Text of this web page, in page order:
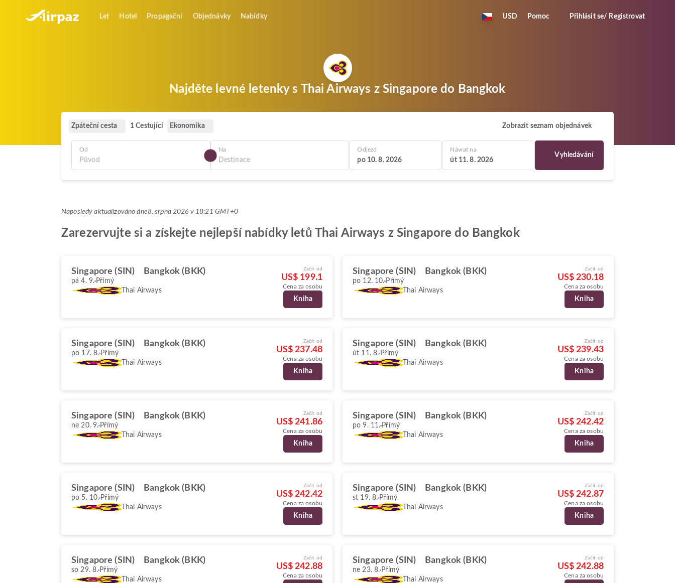
Let Hotel Propagační Objednávky Nabídky USD Pomoc Přihlásit se/ Registrovat
Najděte levné letenky s Thai Airways z Singapore do Bangkok
Zpáteční cesta 1 Cestující Ekonomika Zobrazit seznam objednávek
Od Na Odjezd
po 10. 8. 2026
Návrat na
út 11. 8. 2026
Vyhledávání
Naposledy aktualizováno dne8. srpna 2026 v 18:21 GMT+0
Zarezervujte si a získejte nejlepší nabídky letů Thai Airways z Singapore do Bangkok
Singapore (SIN) Bangkok (BKK)
pá 4. 9. Přímý
Thai Airways
Začít od
US$ 199.1
Cena za osobu
Kniha
Singapore (SIN) Bangkok (BKK)
po 12. 10. Přímý
Thai Airways
Začít od
US$ 230.18
Cena za osobu
Kniha
Singapore (SIN) Bangkok (BKK)
po 17. 8. Přímý
Thai Airways
Začít od
US$ 237.48
Cena za osobu
Kniha
Singapore (SIN) Bangkok (BKK)
út 11. 8. Přímý
Thai Airways
Začít od
US$ 239.43
Cena za osobu
Kniha
Singapore (SIN) Bangkok (BKK)
ne 20. 9. Přímý
Thai Airways
Začít od
US$ 241.86
Cena za osobu
Kniha
Singapore (SIN) Bangkok (BKK)
po 9. 11. Přímý
Thai Airways
Začít od
US$ 242.42
Cena za osobu
Kniha
Singapore (SIN) Bangkok (BKK)
po 5. 10. Přímý
Thai Airways
Začít od
US$ 242.42
Cena za osobu
Kniha
Singapore (SIN) Bangkok (BKK)
st 19. 8. Přímý
Thai Airways
Začít od
US$ 242.87
Cena za osobu
Kniha
Singapore (SIN) Bangkok (BKK)
so 29. 8. Přímý
Thai Airways
Začít od
US$ 242.88
Cena za osobu
Singapore (SIN) Bangkok (BKK)
ne 23. 8. Přímý
Thai Airways
Začít od
US$ 242.88
Cena za osobu